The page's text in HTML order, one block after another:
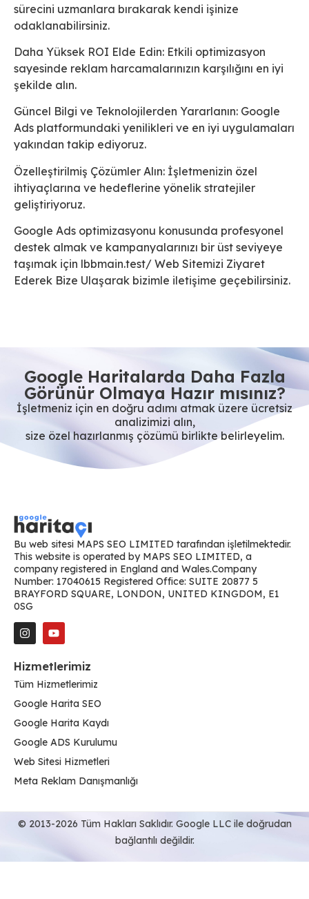
sürecini uzmanlara bırakarak kendi işinize
odaklanabilirsiniz.
Daha Yüksek ROI Elde Edin: Etkili optimizasyon
sayesinde reklam harcamalarınızın karşılığını en iyi
şekilde alın.
Güncel Bilgi ve Teknolojilerden Yararlanın: Google
Ads platformundaki yenilikleri ve en iyi uygulamaları
yakından takip ediyoruz.
Özelleştirilmiş Çözümler Alın: İşletmenizin özel
ihtiyaçlarına ve hedeflerine yönelik stratejiler
geliştiriyoruz.
Google Ads optimizasyonu konusunda profesyonel
destek almak ve kampanyalarınızı bir üst seviyeye
taşımak için lbbmain.test/ Web Sitemizi Ziyaret
Ederek Bize Ulaşarak bizimle iletişime geçebilirsiniz.
Google Haritalarda Daha Fazla
Görünür Olmaya Hazır mısınız?
İşletmeniz için en doğru adımı atmak üzere ücretsiz
analizimizi alın,
size özel hazırlanmış çözümü birlikte belirleyelim.
Bu web sitesi MAPS SEO LIMITED tarafından işletilmektedir.
This website is operated by MAPS SEO LIMITED, a
company registered in England and Wales.Company
Number: 17040615 Registered Office: SUITE 20877 5
BRAYFORD SQUARE, LONDON, UNITED KINGDOM, E1
0SG
Hizmetlerimiz
Tüm Hizmetlerimiz
Google Harita SEO
Google Harita Kaydı
Google ADS Kurulumu
Web Sitesi Hizmetleri
Meta Reklam Danışmanlığı
© 2013-2026 Tüm Hakları Saklıdır. Google LLC ile doğrudan
bağlantılı değildir.